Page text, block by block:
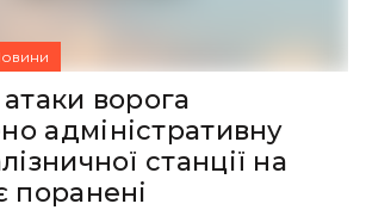
ворога
адміністративну
станції на
поранені